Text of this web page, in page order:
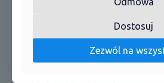
Dostosuj
Zezwól na